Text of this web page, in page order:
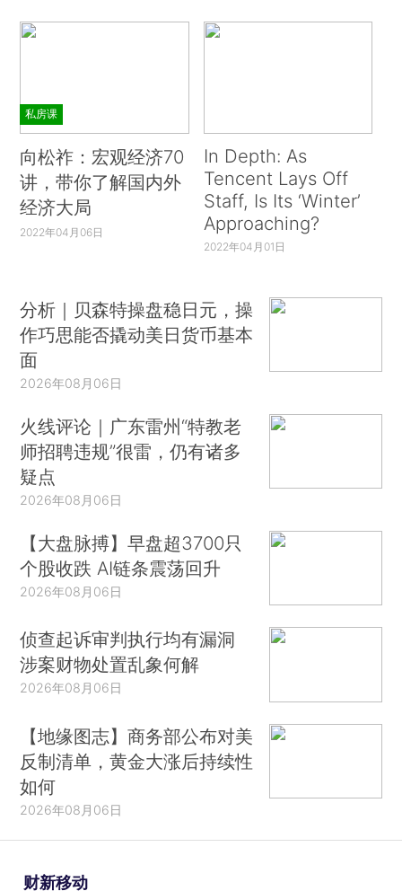
私房课
向松祚：宏观经济70
讲，带你了解国内外
经济大局
2022年04月06日
In Depth: As
Tencent Lays Off
Staff, Is Its ‘Winter’
Approaching?
2022年04月01日
分析｜贝森特操盘稳日元，操
作巧思能否撬动美日货币基本
面
2026年08月06日
火线评论｜广东雷州“特教老
师招聘违规”很雷，仍有诸多
疑点
2026年08月06日
【大盘脉搏】早盘超3700只
个股收跌 AI链条震荡回升
2026年08月06日
侦查起诉审判执行均有漏洞
涉案财物处置乱象何解
2026年08月06日
【地缘图志】商务部公布对美
反制清单，黄金大涨后持续性
如何
2026年08月06日
财新移动